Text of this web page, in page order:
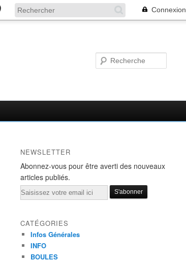
Connexion
NEWSLETTER
Abonnez-vous pour être averti des nouveaux
articles publiés.
Email
CATÉGORIES
Infos Générales
INFO
BOULES